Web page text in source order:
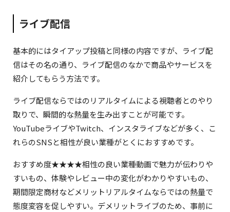
ライブ配信
基本的にはタイアップ投稿と同様の内容ですが、ライブ配
信はその名の通り、ライブ配信のなかで商品やサービスを
紹介してもらう方法です。
ライブ配信ならではのリアルタイムによる視聴者とのやり
取りで、瞬間的な熱量を生み出すことが可能です。
YouTubeライブやTwitch、インスタライブなどが多く、こ
れらのSNSと相性が良い業種がとくにおすすめです。
おすすめ度★★★★相性の良い業種動画で魅力が伝わりや
すいもの、体験やレビュー中の変化がわかりやすいもの、
期間限定商材などメリットリアルタイムならではの熱量で
態度変容を促しやすい。デメリットライブのため、事前に